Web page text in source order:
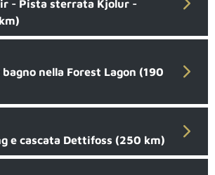
- Pista sterrata Kjolur -
nella Forest Lagon (190
e cascata Dettifoss (250 km)